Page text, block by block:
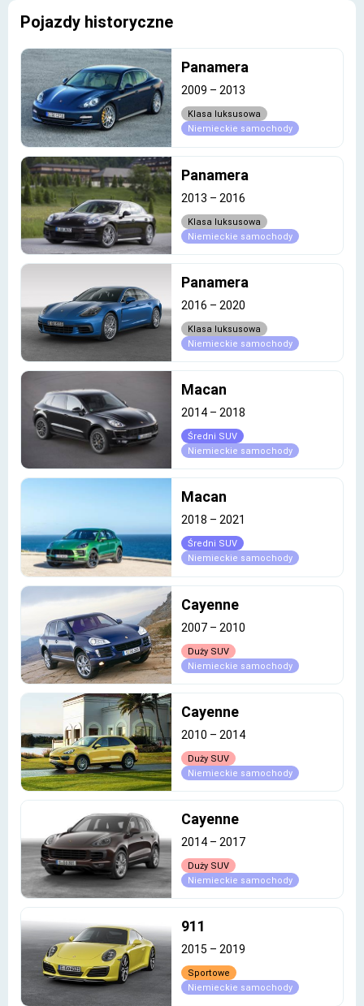
Pojazdy historyczne
Panamera
2009 – 2013
Klasa luksusowa
Niemieckie samochody
Panamera
2013 – 2016
Klasa luksusowa
Niemieckie samochody
Panamera
2016 – 2020
Klasa luksusowa
Niemieckie samochody
Macan
2014 – 2018
Średni SUV
Niemieckie samochody
Macan
2018 – 2021
Średni SUV
Niemieckie samochody
Cayenne
2007 – 2010
Duży SUV
Niemieckie samochody
Cayenne
2010 – 2014
Duży SUV
Niemieckie samochody
Cayenne
2014 – 2017
Duży SUV
Niemieckie samochody
911
2015 – 2019
Sportowe
Niemieckie samochody